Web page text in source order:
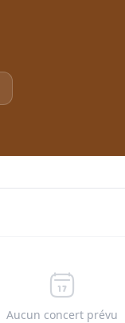
Aucun concert prévu